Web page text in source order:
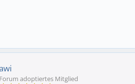
adoptiertes Mitglied